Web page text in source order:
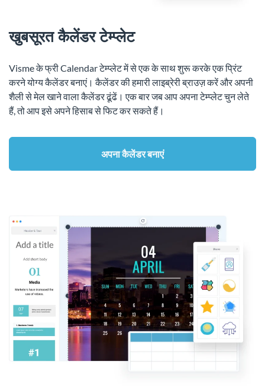
खुबसूरत कैलेंडर टेम्प्लेट
Visme के फ्री Calendar टेम्प्लेट में से एक के साथ शुरू करके एक प्रिंट
करने योग्य कैलेंडर बनाएं। कैलेंडर की हमारी लाइब्रेरी ब्राउज़ करें और अपनी
शैली से मेल खाने वाला कैलेंडर ढूंढें। एक बार जब आप अपना टेम्प्लेट चुन लेते
हैं, तो आप इसे अपने हिसाब से फिट कर सकते हैं।
अपना कैलेंडर बनाएं